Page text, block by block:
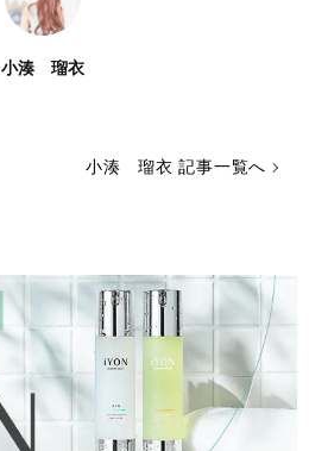
小湊 瑠衣
小湊 瑠衣 記事一覧へ